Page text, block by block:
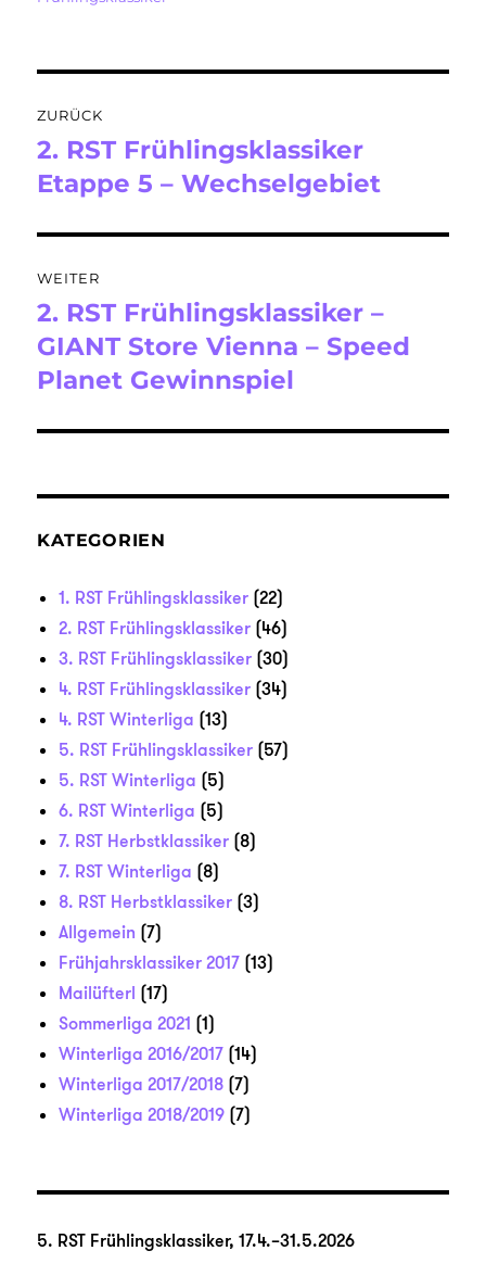
ZURÜCK
Vorheriger
Beitrag:
2. RST Frühlingsklassiker
Etappe 5 – Wechselgebiet
WEITER
Nächster
Beitrag:
2. RST Frühlingsklassiker –
GIANT Store Vienna – Speed
Planet Gewinnspiel
KATEGORIEN
1. RST Frühlingsklassiker (22)
2. RST Frühlingsklassiker (46)
3. RST Frühlingsklassiker (30)
4. RST Frühlingsklassiker (34)
4. RST Winterliga (13)
5. RST Frühlingsklassiker (57)
5. RST Winterliga (5)
6. RST Winterliga (5)
7. RST Herbstklassiker (8)
7. RST Winterliga (8)
8. RST Herbstklassiker (3)
Allgemein (7)
Frühjahrsklassiker 2017 (13)
Mailüfterl (17)
Sommerliga 2021 (1)
Winterliga 2016/2017 (14)
Winterliga 2017/2018 (7)
Winterliga 2018/2019 (7)
5. RST Frühlingsklassiker, 17.4.–31.5.2026